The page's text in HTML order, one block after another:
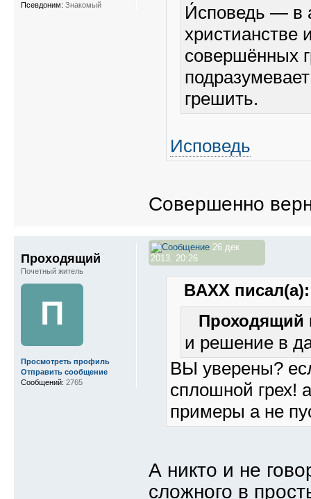
И́споведь — в
христианстве
совершённых
грешить.
Исповедь
Совершенно
Псевдоним: Знакомый
26 дек
2013, 20:26
BAXX писал(а):
Проходящий
и решение в
ВЫ уверены?
сплошной грех!
примеры а не
А никто и не
сложного в
Проходящий
Почетный житель
П
Просмотреть профиль
Отправить сообщение
Сообщений: 2765